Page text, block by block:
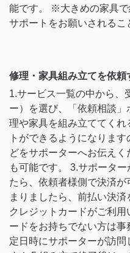
能です。 ※大きめの家具
サポートをお願いされるこ
修理・家具組み立てを依頼
1.サービス一覧の中から、
ー）を選び、「依頼相談
理や家具を組み立ててく
トができるようになりま
どをサポーターへお伝え
も可能です。 3.サポータ
たら、依頼者様側で決済
まりましたら、前払い決済
クレジットカードがご利
ードをお持ちでない方は
定日時にサポーターが訪問